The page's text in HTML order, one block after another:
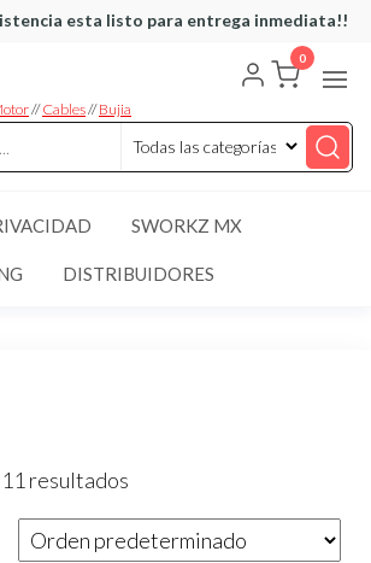
esta listo para entrega inmediata!!
RC
articulos
de RC
//Cables//Bujia
0
SWORKZ MX
DISTRIBUIDORES
resultados